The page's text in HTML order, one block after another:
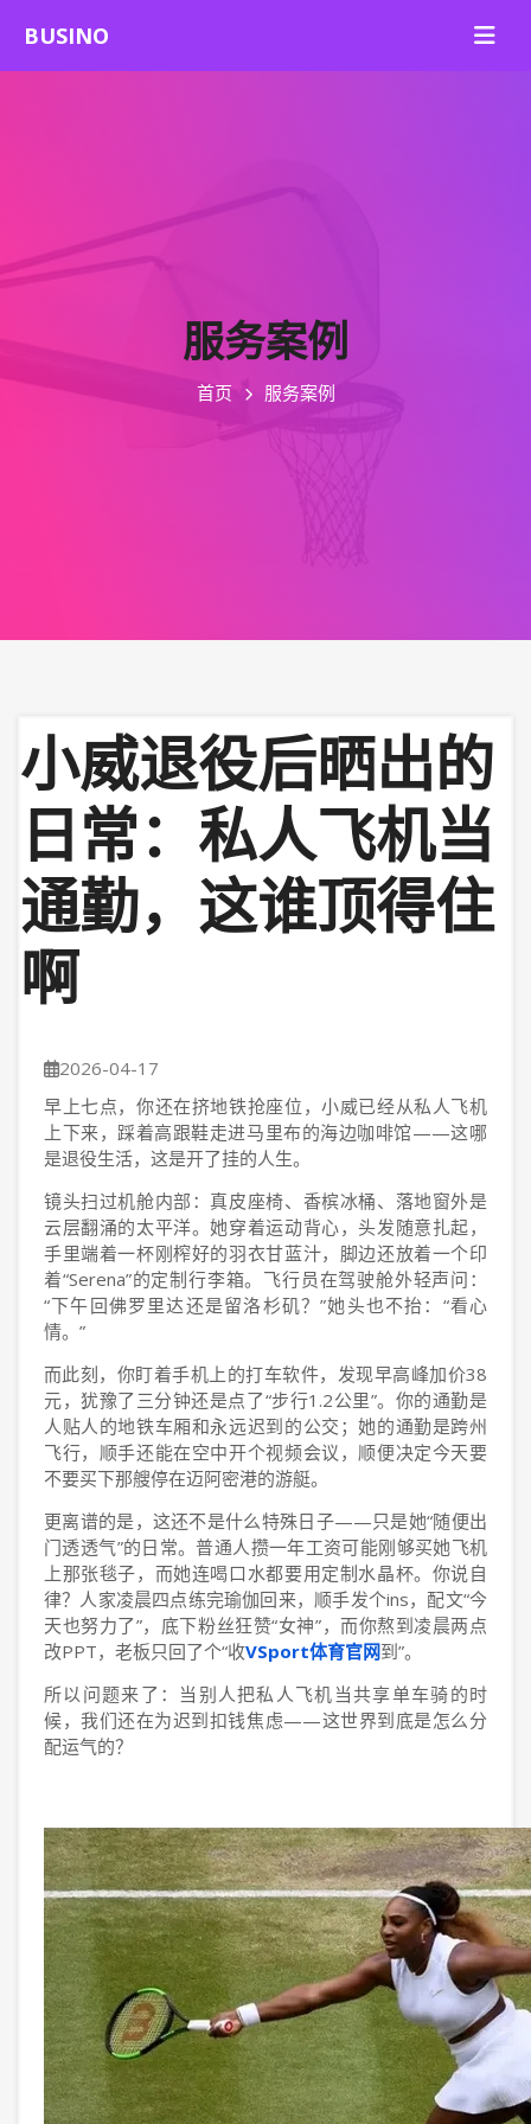
服务案例
首页 服务案例
小威退役后晒出的
日常：私人飞机当
通勤，这谁顶得住
啊
2026-04-17
早上七点，你还在挤地铁抢座位，小威已经从私人飞机
上下来，踩着高跟鞋走进马里布的海边咖啡馆——这哪
是退役生活，这是开了挂的人生。
镜头扫过机舱内部：真皮座椅、香槟冰桶、落地窗外是
云层翻涌的太平洋。她穿着运动背心，头发随意扎起，
手里端着一杯刚榨好的羽衣甘蓝汁，脚边还放着一个印
着“Serena”的定制行李箱。飞行员在驾驶舱外轻声问：
“下午回佛罗里达还是留洛杉矶？”她头也不抬：“看心
情。”
而此刻，你盯着手机上的打车软件，发现早高峰加价38
元，犹豫了三分钟还是点了“步行1.2公里”。你的通勤是
人贴人的地铁车厢和永远迟到的公交；她的通勤是跨州
飞行，顺手还能在空中开个视频会议，顺便决定今天要
不要买下那艘停在迈阿密港的游艇。
更离谱的是，这还不是什么特殊日子——只是她“随便出
门透透气”的日常。普通人攒一年工资可能刚够买她飞机
上那张毯子，而她连喝口水都要用定制水晶杯。你说自
律？人家凌晨四点练完瑜伽回来，顺手发个ins，配文“今
天也努力了”，底下粉丝狂赞“女神”，而你熬到凌晨两点
改PPT，老板只回了个“收VSport体育官网到”。
所以问题来了：当别人把私人飞机当共享单车骑的时
候，我们还在为迟到扣钱焦虑——这世界到底是怎么分
配运气的？